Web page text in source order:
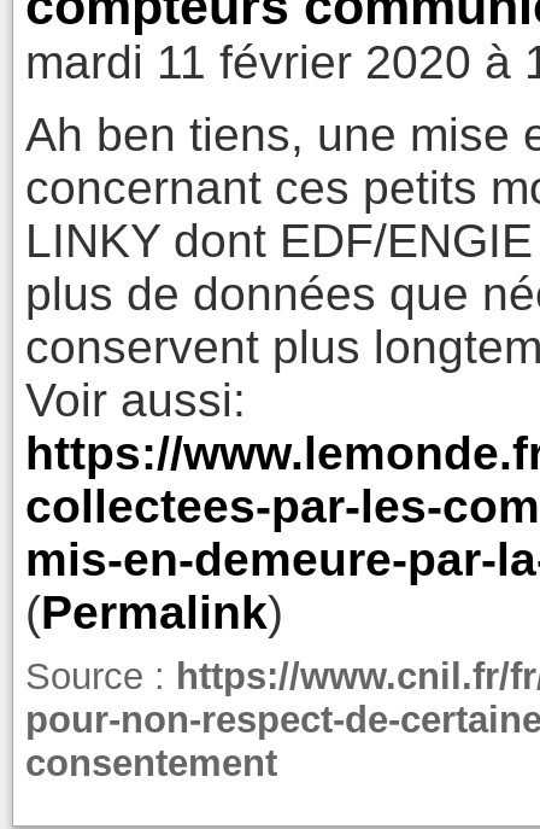
mardi 11 février 2020 à
Ah ben tiens, une mise
concernant ces petits
LINKY dont EDF/
plus de données que
conservent plus
Voir aussi:
https://
collectees-par-les-
mis-en-demeure-par-
(Permalink)
Source : https://www.cnil.fr/
pour-non-respect-de-
consentement